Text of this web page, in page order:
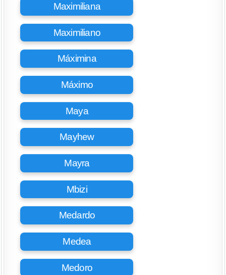
Maximiliana
Maximiliano
Máximina
Máximo
Maya
Mayhew
Mayra
Mbizi
Medardo
Medea
Medoro